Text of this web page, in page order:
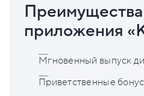
Преимущества
приложения
Мгновенный выпуск
Приветственные